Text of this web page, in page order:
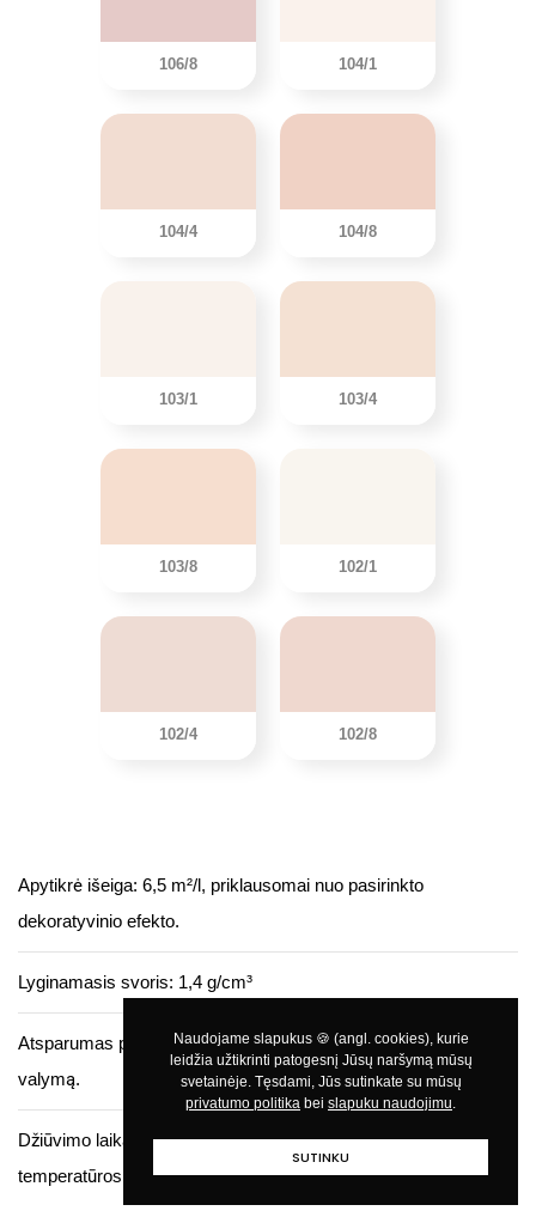
106/8 104/1
104/4 104/8
103/1 103/4
103/8 102/1
102/4 102/8
Apytikrė išeiga: 6,5 m²/l, priklausomai nuo pasirinkto
dekoratyvinio efekto.
Lyginamasis svoris: 1,4 g/cm³
Atsparumas plovimui: produktas atlaiko įprastą kasdienį
valymą.
Džiūvimo laikas: 4-6 val., priklausomai nuo aplinkos
temperatūros ir santykinės drėgmės.
privatumo politika slapuku naudojimu